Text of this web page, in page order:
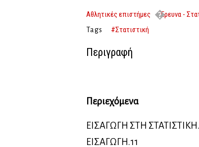
Αθλητικές επιστήμες Έρευνα -
Tags #Στατιστική
Περιγραφή
Περιεχόμενα
ΕΙΣΑΓΩΓΗ ΣΤΗ
ΕΙΣΑΓΩΓΗ.11